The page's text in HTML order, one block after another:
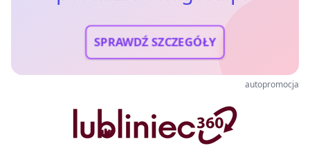
SPRAWDŹ SZCZEGÓŁY
autopromocja